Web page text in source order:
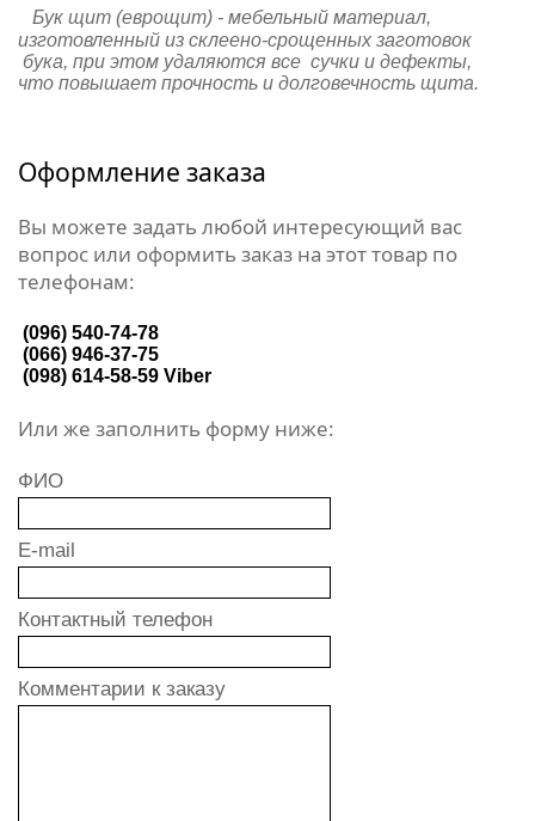
Бук щит (еврощит) - мебельный материал,
изготовленный из склеено-срощенных заготовок
бука, при этом удаляются все сучки и дефекты,
что повышает прочность и долговечность щита.
Оформление заказа
Вы можете задать любой интересующий вас
вопрос или оформить заказ на этот товар по
телефонам:
(096) 540-74-78
(066) 946-37-75
(098) 614-58-59 Viber
Или же заполнить форму ниже:
ФИО
E-mail
Контактный телефон
Комментарии к заказу